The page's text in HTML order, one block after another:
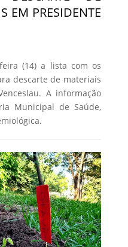
EM PRESIDENTE
(14) a lista com os
descarte de materiais
A informação
Municipal de Saúde,